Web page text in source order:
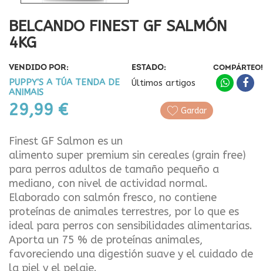
BELCANDO FINEST GF SALMÓN
4KG
VENDIDO POR:
PUPPY'S A TÚA TENDA DE
ANIMAIS
ESTADO:
Últimos artigos
29,99 €
COMPÁRTEO!
Gardar
Finest GF Salmon es un
alimento super premium sin cereales (grain free)
para perros adultos de tamaño pequeño a
mediano, con nivel de actividad normal.
Elaborado con salmón fresco, no contiene
proteínas de animales terrestres, por lo que es
ideal para perros con sensibilidades alimentarias.
Aporta un 75 % de proteínas animales,
favoreciendo una digestión suave y el cuidado de
la piel y el pelaje.